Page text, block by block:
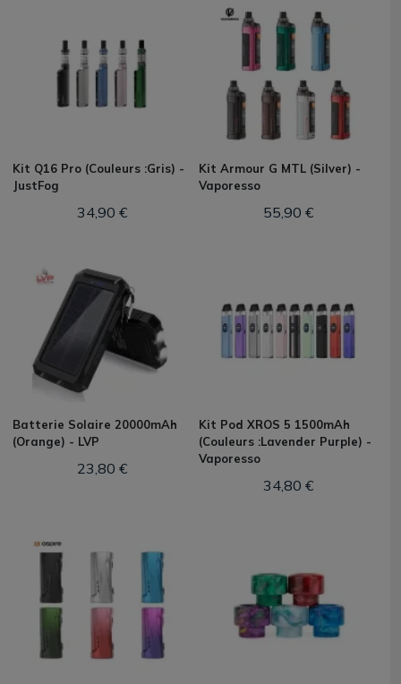
Kit Q16 Pro (Couleurs :Gris) -
JustFog
34,90 €
Kit Armour G MTL (Silver) -
Vaporesso
55,90 €
Batterie Solaire 20000mAh
(Orange) - LVP
23,80 €
Kit Pod XROS 5 1500mAh
(Couleurs :Lavender Purple) -
Vaporesso
34,80 €